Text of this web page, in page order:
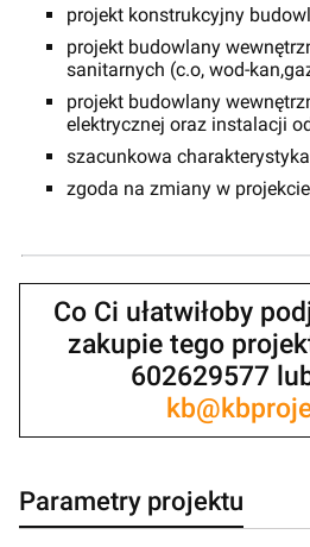
projekt konstrukcyjny
projekt budowlany
sanitarnych (c.o, wod-
projekt budowlany
elektrycznej oraz instalacji
szacunkowa
zgoda na zmiany w projekcie
Co Ci ułatwiłoby
zakupie tego
602629577
Parametry projektu